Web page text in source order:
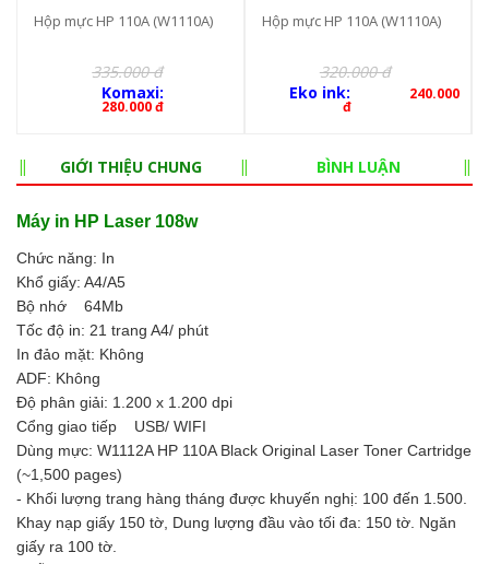
Hộp mực HP 110A (W1110A)
335.000 đ
Komaxi:
280.000 đ
Hộp mực HP 110A (W1110A)
320.000 đ
Eko ink:
240.000
đ
GIỚI THIỆU CHUNG BÌNH LUẬN
Máy in HP Laser 108w
Chức năng: In
Khổ giấy: A4/A5
Bộ nhớ 64Mb
Tốc độ in: 21 trang A4/ phút
In đảo mặt: Không
ADF: Không
Độ phân giải: 1.200 x 1.200 dpi
Cổng giao tiếp USB/ WIFI
Dùng mực: W1112A HP 110A Black Original Laser Toner Cartridge
(~1,500 pages)
- Khối lượng trang hàng tháng được khuyến nghị: 100 đến 1.500.
Khay nạp giấy 150 tờ, Dung lượng đầu vào tối đa: 150 tờ. Ngăn
giấy ra 100 tờ.